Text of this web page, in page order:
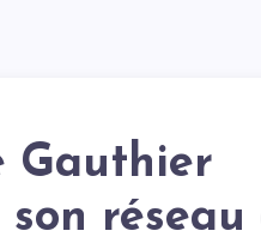
Gauthier
son réseau